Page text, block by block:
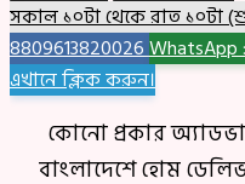
সকাল ১০টা থেকে রাত ১০টা
8809613820026WhatsApp
এখানে ক্লিক করুন।
কোনো প্রকার
বাংলাদেশে হোম